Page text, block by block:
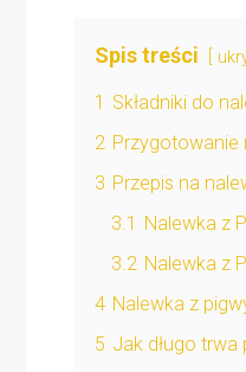
Spis treści
1 Składniki do
2 Przygotowanie
3 Przepis na
3.1 Nalewka z
3.2 Nalewka z
4 Nalewka z
5 Jak długo